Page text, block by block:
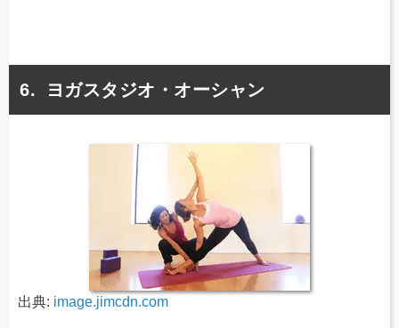
ヨガスタジオ・オーシャン
出典: image.jimcdn.com